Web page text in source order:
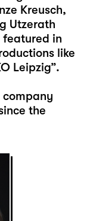
Kreusch,
Utzerath
featured in
like
Leipzig”.
company
the